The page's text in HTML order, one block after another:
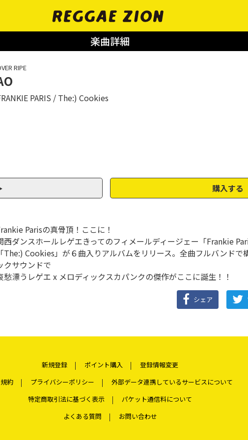
楽曲詳細
RIPE
PARIS
The:) Cookies
購入する
Parisの真骨頂！ここに！
西ダンスホールレゲエきってのフィメールディージェー「Frankie
The:) Cookies」が６曲入りアルバムをリリース。全曲フルバンドで
クサウンドで
愁漂うレゲエ x メロディックスカパンクの傑作がここに誕生！！
シェア
新規登録 ポイント購入
登録情報変更
約
プライバシーポリシー
外部データ連携しているサービスについて
特定商取引法に基づく表示
パケット通信料について
よくある質問
お問い合わせ